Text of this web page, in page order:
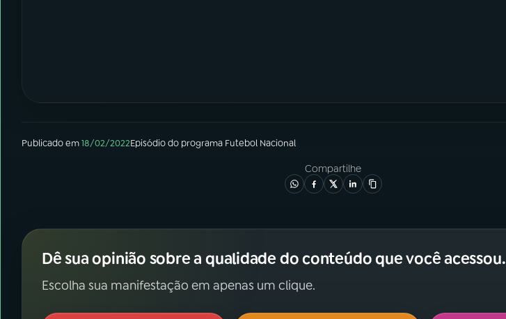
Publicado em18/02/2022Episódiodo programa Futebol Nacional
Compartilhe
Dê sua opinião sobre a qualidade do conteúdo que você acessou.
Escolha sua manifestação em apenas um clique.